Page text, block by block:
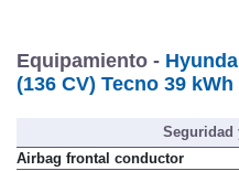
Equipamiento -
(136 CV) Tecno 39 kWh
Seguridad
Airbag frontal conductor